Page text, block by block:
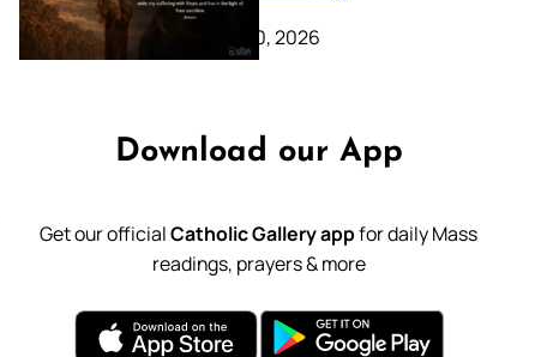
February 20, 2026
Download our App
Get our officialCatholic Gallery appfor daily Mass
readings, prayers & more